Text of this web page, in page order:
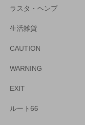
ラスタ・ヘンプ
生活雑貨
CAUTION
WARNING
EXIT
ルート66